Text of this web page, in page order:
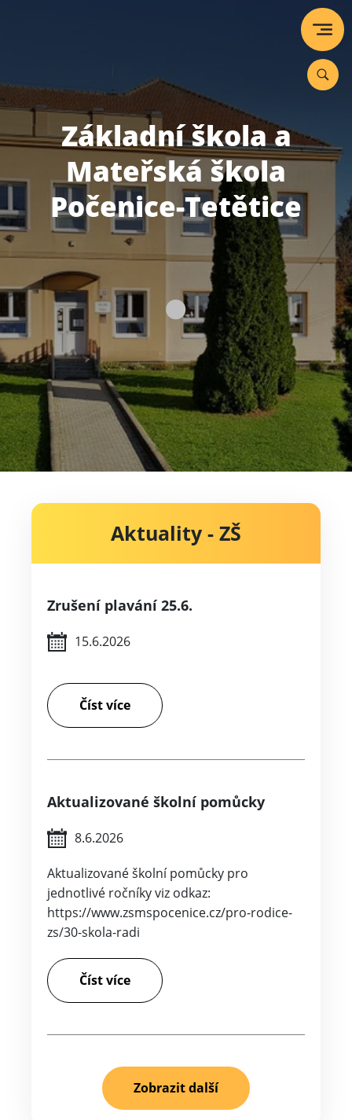
Základní škola a
Mateřská škola
Počenice-Tetětice
Aktuality - ZŠ
Zrušení plavání 25.6.
15.6.2026
Číst více
Aktualizované školní pomůcky
8.6.2026
Aktualizované školní pomůcky pro
jednotlivé ročníky viz odkaz:
https://www.zsmspocenice.cz/pro-rodice-
zs/30-skola-radi
Číst více
Zobrazit další